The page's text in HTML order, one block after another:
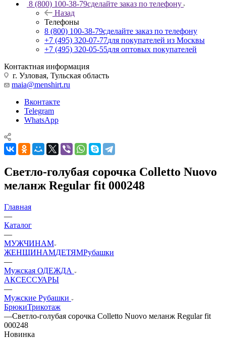
8 (800) 100-38-79сделайте заказ по телефону
Назад
Телефоны
8 (800) 100-38-79сделайте заказ по телефону
+7 (495) 320-07-77для покупателей из Москвы
+7 (495) 320-05-55для оптовых покупателей
Контактная информация
г. Узловая, Тульская область
maia@menshirt.ru
Вконтакте
Telegram
WhatsApp
Светло-голубая сорочка Colletto Nuovo
меланж Regular fit 000248
Главная
—
Каталог
—
МУЖЧИНАМ
ЖЕНЩИНАМДЕТЯМРубашки
—
Мужская ОДЕЖДА
АКСЕССУАРЫ
—
Мужские Рубашки
БрюкиТрикотаж
—Светло-голубая сорочка Colletto Nuovo меланж Regular fit
000248
Новинка